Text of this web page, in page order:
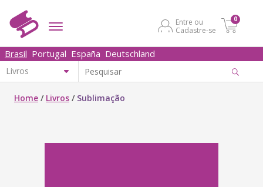
Entre ou
Cadastre-se
0
Brasil Portugal España Deutschland
Home / Livros / Sublimação